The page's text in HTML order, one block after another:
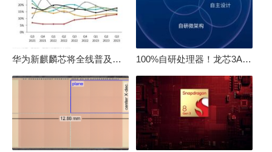
华为新麒麟芯将全线普及！高中低端全面采用 改写竞争格局 100%自研处理器！龙芯3A6000评测：与10代酷睿互有胜负